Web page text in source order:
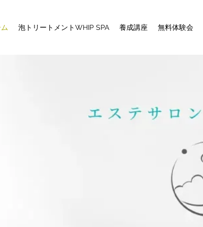
泡トリートメントWHIP SPA 養成講座 無料体験会